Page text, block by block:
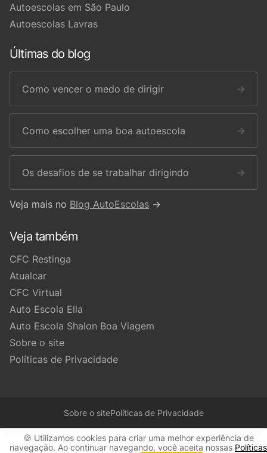
Autoescolas em São Paulo
Autoescolas Lavras
Últimas do blog
Como vencer o medo de dirigir →
Como escolher uma boa autoescola →
Os desafios de se trabalhar dirigindo →
Veja mais no Blog AutoEscolas →
Veja também
CFC Restinga
Atualcar
CFC Virtual
Auto Escola Ella
Auto Escola Shalon Boa Viagem
Sobre o site
Políticas de Privacidade
Sobre o sitePolíticas de Privacidade
🍪 Utilizamos cookies para criar uma melhor experiência de
navegação. Ao continuar navegando, você aceita nossas Políticas